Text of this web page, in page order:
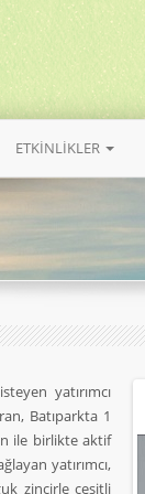
ETKİNLİKLER
yatırımcı
Batıparkta 1
ile birlikte aktif
yatırımcı,
zincirle çeşitli